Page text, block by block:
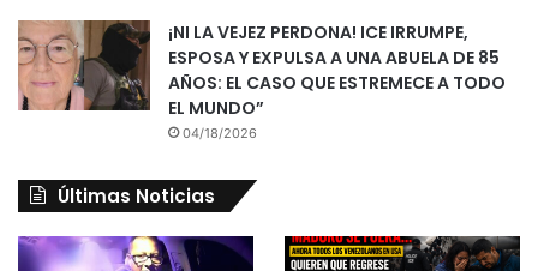
¡NI LA VEJEZ PERDONA! ICE IRRUMPE,
ESPOSA Y EXPULSA A UNA ABUELA DE 85
AÑOS: EL CASO QUE ESTREMECE A TODO
EL MUNDO”
04/18/2026
Últimas Noticias